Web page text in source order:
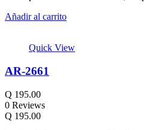
Añadir al carrito
Quick View
AR-2661
Q 195.00
0 Reviews
Q 195.00